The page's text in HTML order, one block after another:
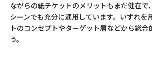
ながらの紙チケットのメリットもまだ健在で
シーンでも充分に通用しています。いずれを
トのコンセプトやターゲット層などから総合
う。